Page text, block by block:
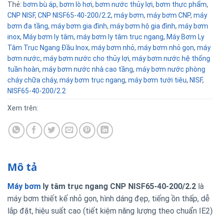
Thẻ: bơm bù áp, bơm lò hơi, bơm nước thủy lợi, bơm thực phẩm,
CNP NISF, CNP NISF65-40-200/2.2, máy bơm, máy bơm CNP, máy
bơm đa tầng, máy bơm gia đình, máy bơm hộ gia đình, máy bơm
inox, Máy bơm ly tâm, máy bơm ly tâm trục ngang, Máy Bơm Ly
Tâm Trục Ngang Đầu Inox, máy bơm nhỏ, máy bơm nhỏ gọn, máy
bơm nước, máy bơm nước cho thủy lợi, máy bơm nước hệ thống
tuần hoàn, máy bơm nước nhà cao tầng, máy bơm nước phòng
cháy chữa cháy, máy bơm trục ngang, máy bơm tưới tiêu, NISF,
NISF65-40-200/2.2
Xem trên:
Mô tả
Máy bơm ly tâm trục ngang CNP NISF65-40-200/2.2 là
máy bơm thiết kế nhỏ gọn, hình dáng đẹp, tiếng ồn thấp, dễ
lắp đặt, hiệu suất cao (tiết kiệm năng lượng theo chuẩn IE2)